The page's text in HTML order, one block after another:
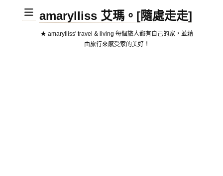
amarylliss 艾瑪。[隨處走走]
★ amarylliss' travel & living 每個旅人都有自己的家，並藉
由旅行來感受家的美好！